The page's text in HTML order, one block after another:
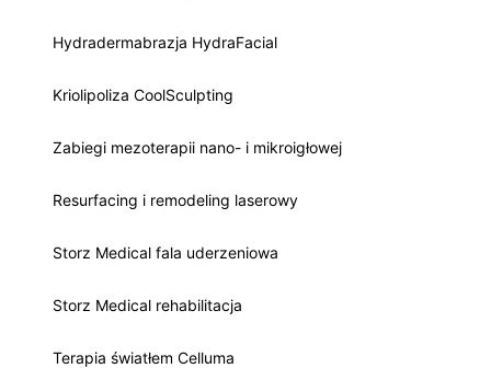
Hydradermabrazja HydraFacial
Kriolipoliza CoolSculpting
Zabiegi mezoterapii nano- i mikroigłowej
Resurfacing i remodeling laserowy
Storz Medical fala uderzeniowa
Storz Medical rehabilitacja
Terapia światłem Celluma